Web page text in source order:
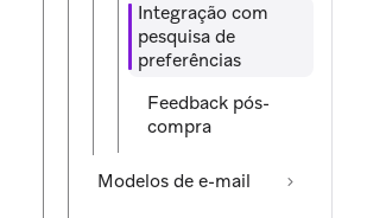
Integração com
pesquisa de
preferências
Feedback pós-
compra
Modelos de e-mail